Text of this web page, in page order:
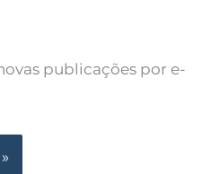
publicações por e-